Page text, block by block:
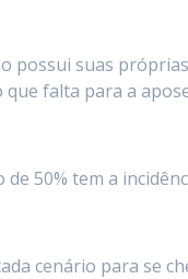
possui suas
que falta para a
50% tem a
cenário para se